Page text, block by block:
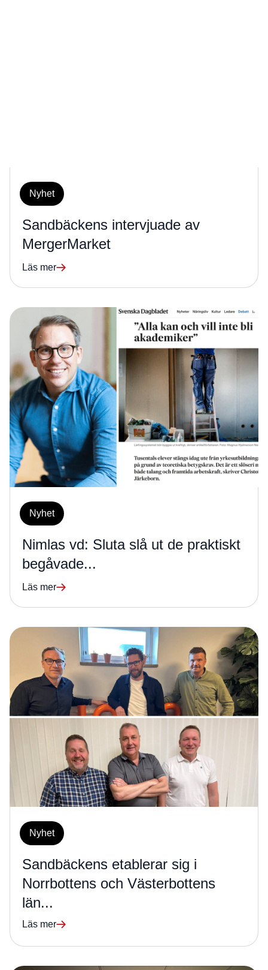
Nyhet
Sandbäckens intervjuade av
MergerMarket
Läs mer
Nyhet
Nimlas vd: Sluta slå ut de praktiskt
begåvade...
Läs mer
Nyhet
Sandbäckens etablerar sig i
Norrbottens och Västerbottens
län...
Läs mer